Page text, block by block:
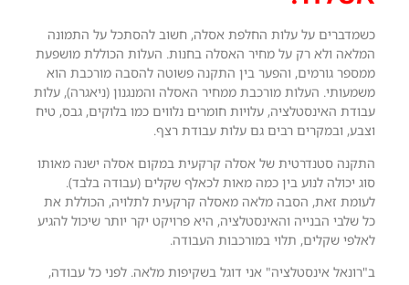
כשמדברים על עלות החלפת אסלה, חשוב להסתכל על התמונה
המלאה ולא רק על מחיר האסלה בחנות. העלות הכוללת מושפעת
ממספר גורמים, והפער בין התקנה פשוטה להסבה מורכבת הוא
משמעותי. העלות מורכבת ממחיר האסלה והמנגנון (ניאגרה), עלות
עבודת האינסטלציה, עלויות חומרים נלווים כמו בלוקים, גבס, טיח
וצבע, ובמקרים רבים גם עלות עבודת רצף.
התקנה סטנדרטית של אסלה קרקעית במקום אסלה ישנה מאותו
סוג יכולה לנוע בין כמה מאות לכאלף שקלים (עבודה בלבד).
לעומת זאת, הסבה מלאה מאסלה קרקעית לתלויה, הכוללת את
כל שלבי הבנייה והאינסטלציה, היא פרויקט יקר יותר שיכול להגיע
לאלפי שקלים, תלוי במורכבות העבודה.
ב"רונאל אינסטלציה" אני דוגל בשקיפות מלאה. לפני כל עבודה,